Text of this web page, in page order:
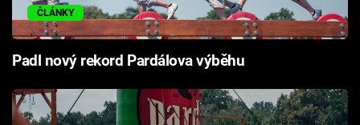
ČLÁNKY
Padl nový rekord Pardálova výběhu